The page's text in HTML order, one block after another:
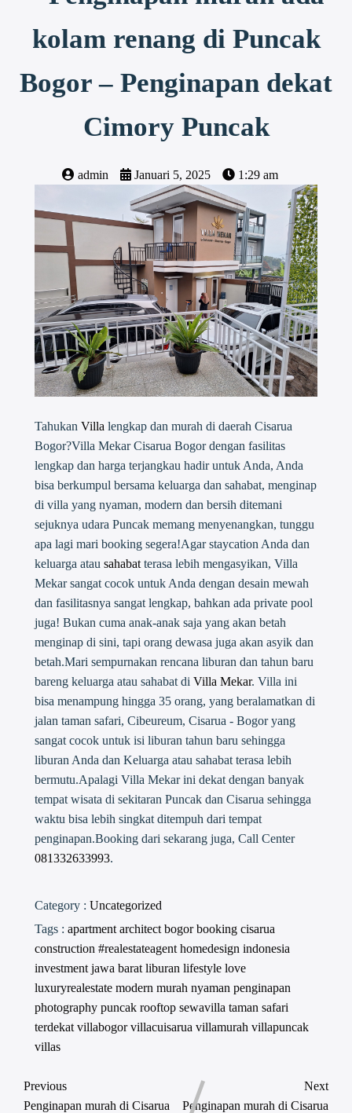
kolam renang di Puncak
Bogor – Penginapan dekat
Cimory Puncak
admin Januari 5, 2025 1:29 am
Tahukan Villa lengkap dan murah di daerah Cisarua
Bogor?Villa Mekar Cisarua Bogor dengan fasilitas
lengkap dan harga terjangkau hadir untuk Anda, Anda
bisa berkumpul bersama keluarga dan sahabat, menginap
di villa yang nyaman, modern dan bersih ditemani
sejuknya udara Puncak memang menyenangkan, tunggu
apa lagi mari booking segera!Agar staycation Anda dan
keluarga atau sahabatterasa lebih mengasyikan, Villa
Mekar sangat cocok untuk Anda dengan desain mewah
dan fasilitasnya sangat lengkap, bahkan ada private pool
juga! Bukan cuma anak-anak saja yang akan betah
menginap di sini, tapi orang dewasa juga akan asyik dan
betah.Mari sempurnakan rencana liburan dan tahun baru
bareng keluarga atau sahabat di Villa Mekar. Villa ini
bisa menampung hingga 35 orang, yang beralamatkan di
jalan taman safari, Cibeureum, Cisarua - Bogor yang
sangat cocok untuk isi liburan tahun baru sehingga
liburan Anda dan Keluarga atau sahabat terasa lebih
bermutu.Apalagi Villa Mekar ini dekat dengan banyak
tempat wisata di sekitaran Puncak dan Cisarua sehingga
waktu bisa lebih singkat ditempuh dari tempat
penginapan.Booking dari sekarang juga, Call Center
081332633993.
Category : Uncategorized
Tags : apartment architect bogorbooking cisarua
construction #realestateagent homedesign indonesia
investment jawa barat liburan lifestyle love
luxuryrealestate modern murah nyaman penginapan
photography puncak rooftop sewavilla taman safari
terdekat villabogorvillacuisarua villamurah villapuncak
villas
Previous
Penginapan murah di Cisarua
Next
Penginapan murah di Cisarua